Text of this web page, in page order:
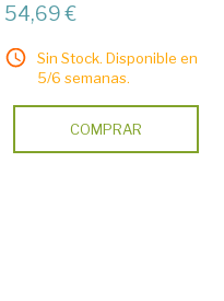
54,69 €
Sin Stock. Disponible en
5/6 semanas.
COMPRAR